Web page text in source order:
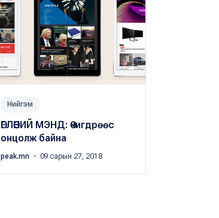
Нийгэм
ӨГЛӨӨНИЙ МЭНД: Өчигдрөөс
онцолж байна
peak.mn ・ 09 сарын 27, 2018